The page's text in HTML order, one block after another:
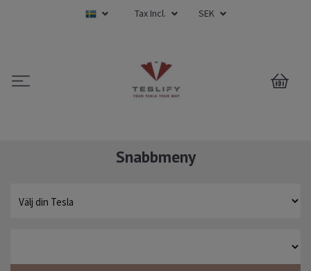
Tax Incl. SEK
0
Snabbmeny